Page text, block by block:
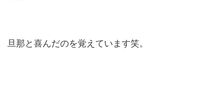
旦那と喜んだのを覚えています笑。